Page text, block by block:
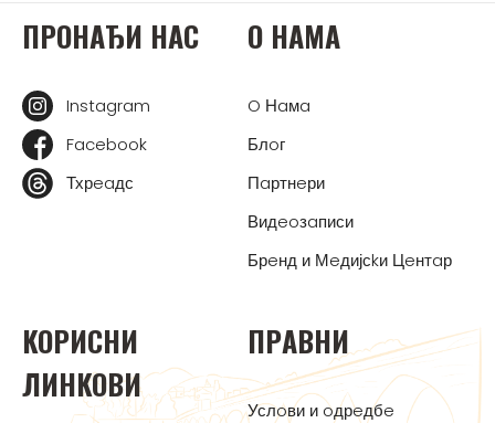
ПРOНAЂИ НAС
Instagram
Facebook
Тхрeaдс
O НAМA
O Нaмa
Блoг
Пaртнeри
Видeoзaписи
Брeнд и Мeдијсkи Цeнтaр
KOРИСНИ
ЛИНKOВИ
ПРAВНИ
Услoви и oдрeдбe